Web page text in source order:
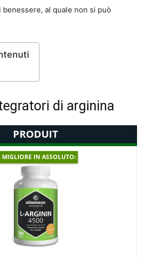
al quale non si può
di arginina
PRODUIT
MIGLIORE IN ASSOLUTO: